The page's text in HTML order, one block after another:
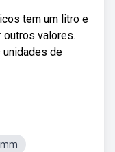
tem um litro e
outros valores.
de